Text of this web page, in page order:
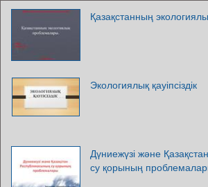
Қазақстанның
Экологиялық қауіпсіздік
Дүниежүзі және
су қорының